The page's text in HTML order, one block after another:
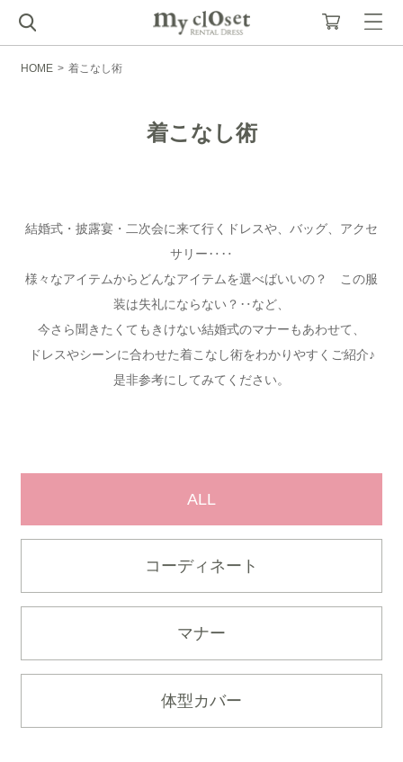
HOME > 着こなし術
着こなし術
結婚式・披露宴・二次会に来て行くドレスや、バッグ、アクセ
サリー‥‥
様々なアイテムからどんなアイテムを選べばいいの？ この服
装は失礼にならない？‥など、
今さら聞きたくてもきけない結婚式のマナーもあわせて、
ドレスやシーンに合わせた着こなし術をわかりやすくご紹介♪
是非参考にしてみてください。
ALL
コーディネート
マナー
体型カバー